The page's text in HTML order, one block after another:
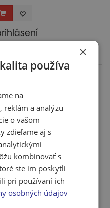
č.270 1"
vnútornými závitmi G 1",
×
používa
na
reklám a analýzu
o vašom
zdieľame aj s
kombinovať s
ste im poskytli
pri používaní ich
osobných údajov